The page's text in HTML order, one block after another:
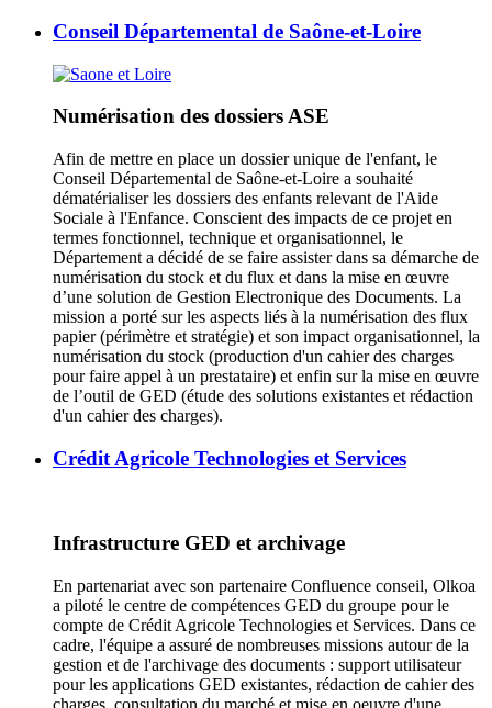
Conseil Départemental de Saône-et-Loire
Numérisation des dossiers ASE
Afin de mettre en place un dossier unique de l'enfant, le
Conseil Départemental de Saône-et-Loire a souhaité
dématérialiser les dossiers des enfants relevant de l'Aide
Sociale à l'Enfance. Conscient des impacts de ce projet en
termes fonctionnel, technique et organisationnel, le
Département a décidé de se faire assister dans sa démarche de
numérisation du stock et du flux et dans la mise en œuvre
d’une solution de Gestion Electronique des Documents. La
mission a porté sur les aspects liés à la numérisation des flux
papier (périmètre et stratégie) et son impact organisationnel, la
numérisation du stock (production d'un cahier des charges
pour faire appel à un prestataire) et enfin sur la mise en œuvre
de l’outil de GED (étude des solutions existantes et rédaction
d'un cahier des charges).
Crédit Agricole Technologies et Services
Infrastructure GED et archivage
En partenariat avec son partenaire Confluence conseil, Olkoa
a piloté le centre de compétences GED du groupe pour le
compte de Crédit Agricole Technologies et Services. Dans ce
cadre, l'équipe a assuré de nombreuses missions autour de la
gestion et de l'archivage des documents : support utilisateur
pour les applications GED existantes, rédaction de cahier des
charges, consultation du marché et mise en oeuvre d'une